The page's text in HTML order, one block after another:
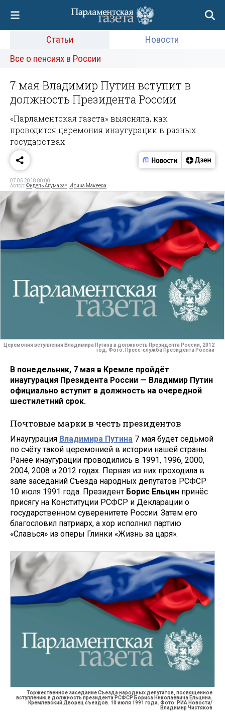
Статьи
Новости
Все о пенсиях в России
7 мая Владимир Путин вступит в
должность Президента России
«Парламентская газета» выясняла, как
проводится церемония инаугурации в разных
государствах
07.05.2018 00:00
Автор:Фидель Агумава* Ирина Макеева
Церемония вступления Владимира Путина в должность Президента России, 2012
год. Фото: Пресс-служба Президента России
В понедельник, 7 мая в Кремле пройдёт
инаугурация Президента России — Владимир Путин
официально вступит в должность на очередной
шестилетний срок.
Почтовые марки в честь президентов
Инаугурация Владимира Путина 7 мая будет седьмой
по счёту такой церемонией в истории нашей страны.
Ранее инаугурации проводились в 1991, 1996, 2000,
2004, 2008 и 2012 годах. Первая из них проходила в
зале заседаний Съезда народных депутатов РСФСР
10 июля 1991 года. Президент Борис Ельцин принёс
присягу на Конституции РСФСР и Декларации о
государственном суверенитете России. Затем его
благословил патриарх, а хор исполнил партию
«Славься» из оперы Глинки «Жизнь за царя».
Торжественное заседание Съезда народных депутатов, посвященное
вступлению в должность президента РСФСР Бориса Николаевича Ельцина.
Кремлевский Дворец съездов. 10 июля 1991 года. Фото: РИА Новости/
Владимир Чистяков